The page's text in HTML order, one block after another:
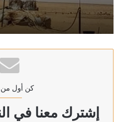
كن أول من
إشترك معنا في